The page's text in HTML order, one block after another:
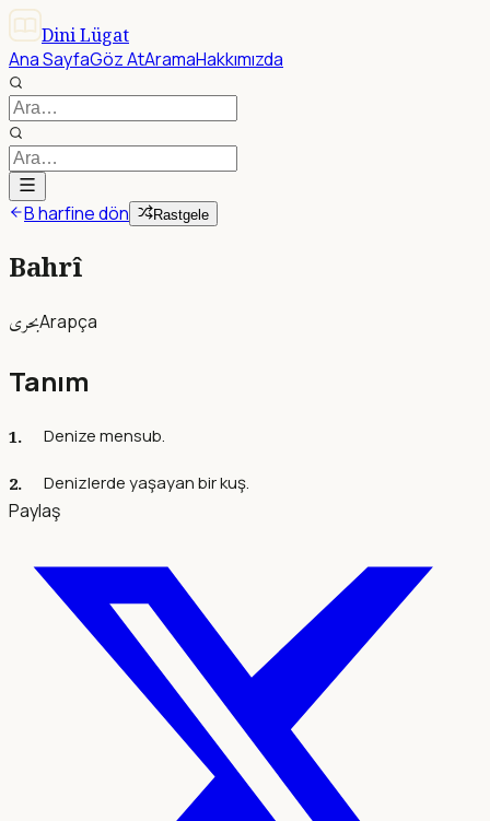
Dini Lügat
Ana SayfaGöz AtAramaHakkımızda
B harfine dön Rastgele
Bahrî
بحرىArapça
Tanım
Denize mensub.
Denizlerde yaşayan bir kuş.
Paylaş